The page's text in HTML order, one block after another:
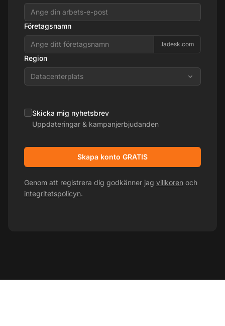
Företagsnamn
.ladesk.com
Region
Datacenterplats
Skicka mig nyhetsbrev
Uppdateringar & kampanjerbjudanden
Skapa konto GRATIS
Genom att registrera dig godkänner jag villkoren och
integritetspolicyn.